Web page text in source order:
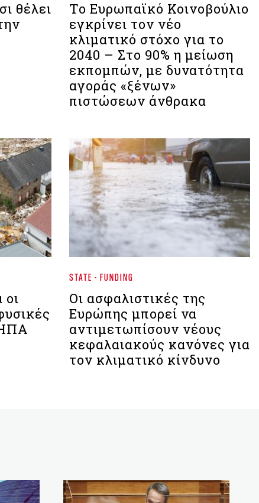
θέλει
Το Ευρωπαϊκό Κοινοβούλιο
εγκρίνει τον νέο
κλιματικό στόχο για το
2040 – Στο 90% η μείωση
εκπομπών, με δυνατότητα
αγοράς «ξένων»
πιστώσεων άνθρακα
οι
STATE - FUNDING
Οι ασφαλιστικές της
Ευρώπης μπορεί να
αντιμετωπίσουν νέους
κεφαλαιακούς κανόνες για
τον κλιματικό κίνδυνο